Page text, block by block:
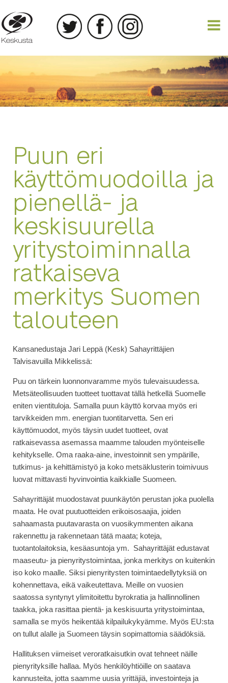
Puun eri
käyttömuodoilla ja
pienellä- ja
keskisuurella
yritystoiminnalla
ratkaiseva
merkitys Suomen
talouteen
Kansanedustaja Jari Leppä (Kesk) Sahayrittäjien
Talvisavuilla Mikkelissä:
Puu on tärkein luonnonvaramme myös tulevaisuudessa.
Metsäteollisuuden tuotteet tuottavat tällä hetkellä Suomelle
eniten vientituloja. Samalla puun käyttö korvaa myös eri
tarvikkeiden mm. energian tuontitarvetta. Sen eri
käyttömuodot, myös täysin uudet tuotteet, ovat
ratkaisevassa asemassa maamme talouden myönteiselle
kehitykselle. Oma raaka-aine, investoinnit sen ympärille,
tutkimus- ja kehittämistyö ja koko metsäklusterin toimivuus
luovat mittavasti hyvinvointia kaikkialle Suomeen.
Sahayrittäjät muodostavat puunkäytön perustan joka puolella
maata. He ovat puutuotteiden erikoisosaajia, joiden
sahaamasta puutavarasta on vuosikymmenten aikana
rakennettu ja rakennetaan tätä maata; koteja,
tuotantolaitoksia, kesäasuntoja ym. Sahayrittäjät edustavat
maaseutu- ja pienyritystoimintaa, jonka merkitys on kuitenkin
iso koko maalle. Siksi pienyritysten toimintaedellytyksiä on
kohennettava, eikä vaikeutettava. Meille on vuosien
saatossa syntynyt ylimitoitettu byrokratia ja hallinnollinen
taakka, joka rasittaa pientä- ja keskisuurta yritystoimintaa,
samalla se myös heikentää kilpailukykyämme. Myös EU:sta
on tullut alalle ja Suomeen täysin sopimattomia säädöksiä.
Hallituksen viimeiset veroratkaisutkin ovat tehneet näille
pienyrityksille hallaa. Myös henkilöyhtiöille on saatava
kannusteita, jotta saamme uusia yrittäjiä, investointeja ja